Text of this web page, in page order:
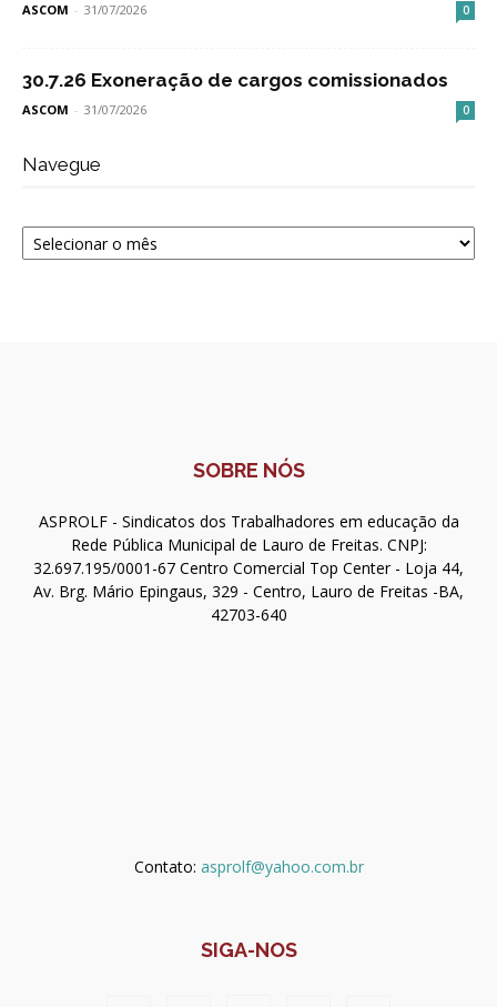
ASCOM - 31/07/2026 0
30.7.26 Exoneração de cargos comissionados
ASCOM - 31/07/2026 0
Navegue
Navegue
SOBRE NÓS
ASPROLF - Sindicatos dos Trabalhadores em educação da
Rede Pública Municipal de Lauro de Freitas. CNPJ:
32.697.195/0001-67 Centro Comercial Top Center - Loja 44,
Av. Brg. Mário Epingaus, 329 - Centro, Lauro de Freitas -BA,
42703-640
Contato: asprolf@yahoo.com.br
SIGA-NOS